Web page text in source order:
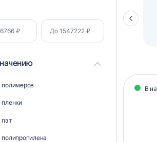
полимеров
Стрелка
Полуавтоматический паллетоупаковщик
ПЗО BPW-2000
В